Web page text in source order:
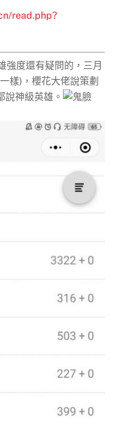
read.php?
強度還有疑問的，三月
樣)，櫻花大佬說策劃
說神級英雄。